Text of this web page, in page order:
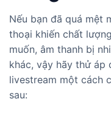
Nếu bạn đã quá mệt
thoại khiến chất
muốn, âm thanh bị
khác, vậy hãy thử áp
livestream một cách
sau: